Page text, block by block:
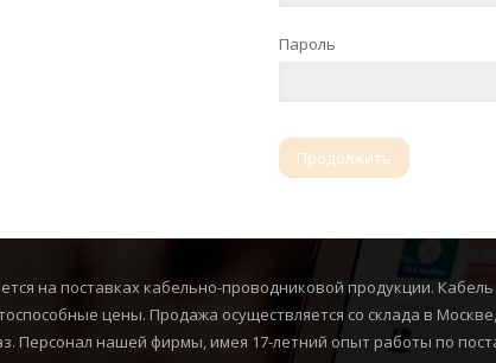
Пароль
на поставках кабельно-проводниковой продукции.
цены. Продажа осуществляется со склада в
Персонал нашей фирмы, имея 17-летний опыт работы по